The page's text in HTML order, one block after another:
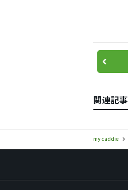
関連記事
my caddie